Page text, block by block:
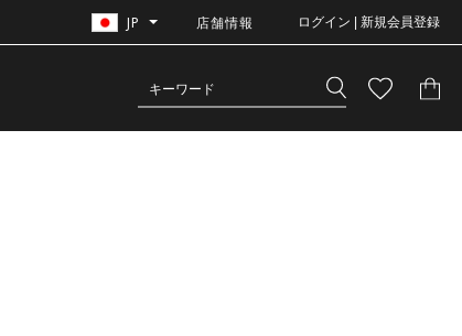
JP 店舗情報 ログイン | 新規会員登録